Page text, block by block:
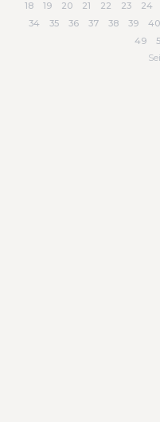
18 19 20 21 22 23 24
34
35 36 37 38 39 40
49